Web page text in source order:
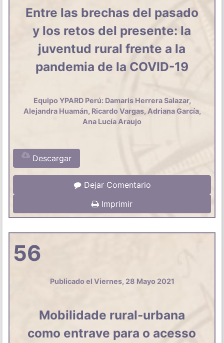
Entre las brechas del pasado
y los retos del presente: la
juventud rural frente a la
pandemia de la COVID-19
Equipo YPARD Perú: Damaris Herrera Salazar,
Alejandra Huamán, Ricardo Vargas, Adriana García,
Ana Lucía Araujo
Descargar
Dejar Comentario
Imprimir
56
Publicado el Viernes, 28 Mayo 2021
Mobilidade rural-urbana
como entrave para o acesso